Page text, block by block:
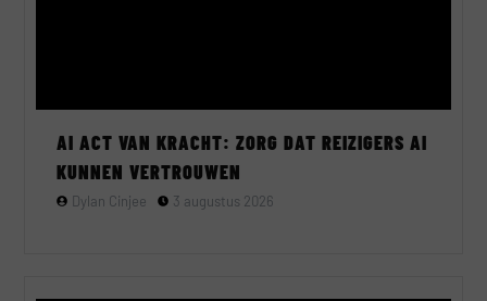
AI ACT VAN KRACHT: ZORG DAT REIZIGERS AI
KUNNEN VERTROUWEN
Dylan Cinjee 3 augustus 2026